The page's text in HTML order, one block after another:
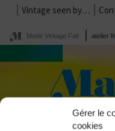
Gérer le
cookies
Vintage seen by…
Mode Vintage Fair atelier